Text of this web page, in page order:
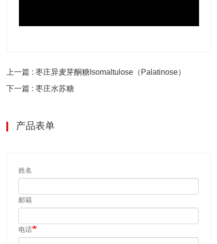
上一篇 : 枣庄异麦芽酮糖Isomaltulose（Palatinose）
下一篇 : 枣庄水苏糖
产品表单
姓名
邮箱
电话